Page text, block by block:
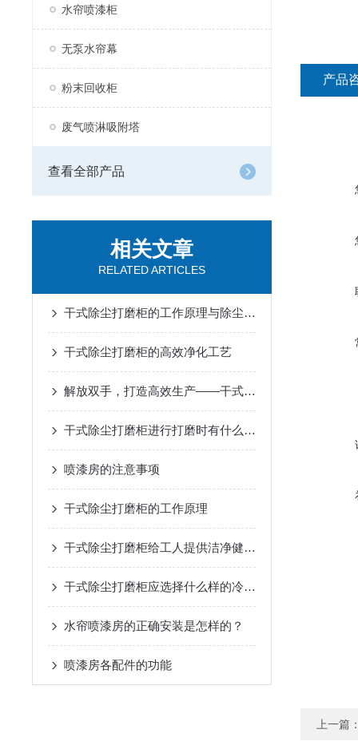
水帘喷漆柜
无泵水帘幕
粉末回收柜
废气喷淋吸附塔
查看全部产品
相关文章
RELATED ARTICLES
干式除尘打磨柜的工作原理与除尘效率提升策略
干式除尘打磨柜的高效净化工艺
解放双手，打造高效生产——干式除尘打磨柜应用探析
干式除尘打磨柜进行打磨时有什么注意要点
喷漆房的注意事项
干式除尘打磨柜的工作原理
干式除尘打磨柜给工人提供洁净健康的工作环境
干式除尘打磨柜应选择什么样的冷却方式
水帘喷漆房的正确安装是怎样的？
喷漆房各配件的功能
产品
上一篇